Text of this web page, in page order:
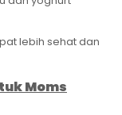
lebih sehat dan
Moms